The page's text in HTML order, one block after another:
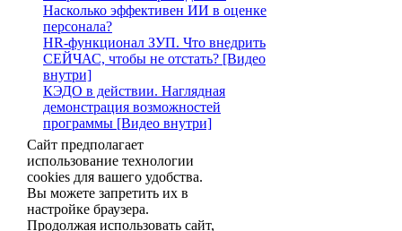
Насколько эффективен ИИ в оценке
персонала?
HR-функционал ЗУП. Что внедрить
СЕЙЧАС, чтобы не отстать? [Видео
внутри]
КЭДО в действии. Наглядная
демонстрация возможностей
программы [Видео внутри]
Сайт предполагает
использование технологии
cookies для вашего удобства.
Вы можете запретить их в
настройке браузера.
Продолжая использовать сайт,